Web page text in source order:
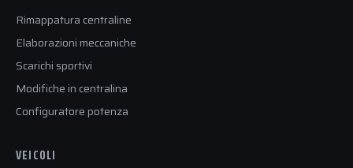
Rimappatura centraline
Elaborazioni meccaniche
Scarichi sportivi
Modifiche in centralina
Configuratore potenza
VEICOLI